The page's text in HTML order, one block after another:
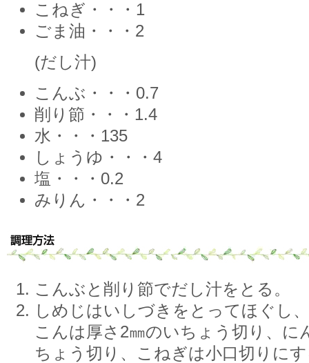
こねぎ・・・1
ごま油・・・2
(だし汁)
こんぶ・・・0.7
削り節・・・1.4
水・・・135
しょうゆ・・・4
塩・・・0.2
みりん・・・2
こんぶと削り節でだし汁をとる。
しめじはいしづきをとってほぐし
こんは厚さ2㎜のいちょう切り、に
ちょう切り、こねぎは小口切りに